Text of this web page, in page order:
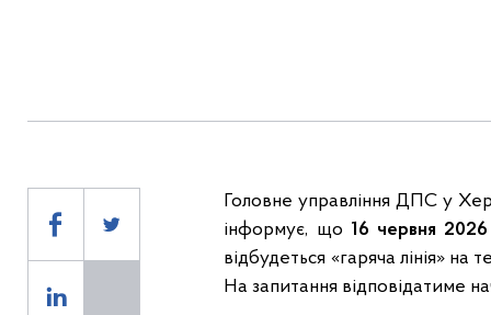
Головне управління ДПС у
інформує, що 16 червня
відбудеться «гаряча лінія»
На запитання відповідатиме